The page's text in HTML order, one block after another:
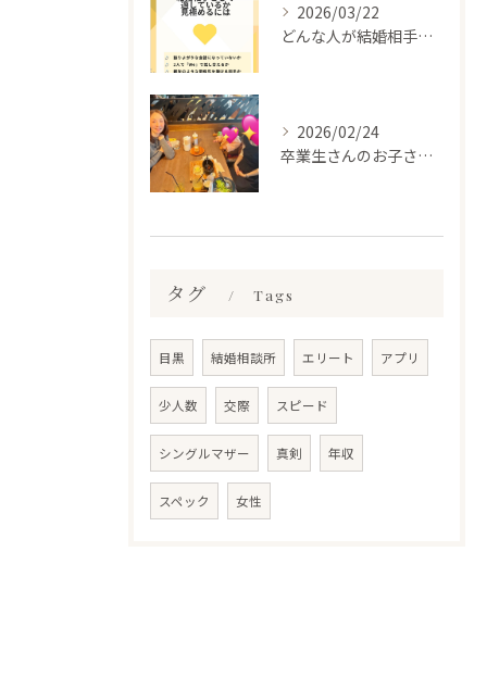
2026/03/22
どんな人が結婚相手だといいのか
2026/02/24
卒業生さんのお子さんに会って来ました✨
タグ Tags
目黒 結婚相談所 エリート アプリ
少人数 交際 スピード
シングルマザー 真剣 年収
スペック 女性